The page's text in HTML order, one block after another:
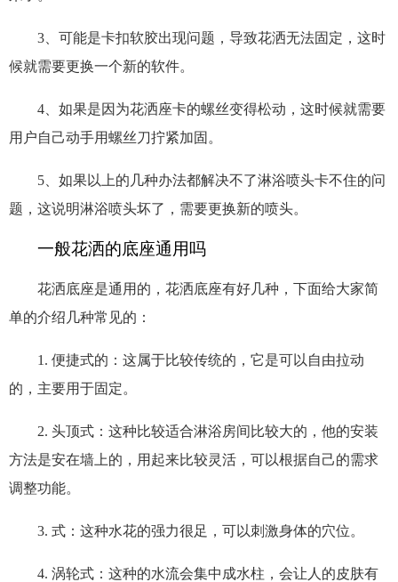
3、可能是卡扣软胶出现问题，导致花洒无法固定，这时
候就需要更换一个新的软件。
4、如果是因为花洒座卡的螺丝变得松动，这时候就需要
用户自己动手用螺丝刀拧紧加固。
5、如果以上的几种办法都解决不了淋浴喷头卡不住的问
题，这说明淋浴喷头坏了，需要更换新的喷头。
一般花洒的底座通用吗
花洒底座是通用的，花洒底座有好几种，下面给大家简
单的介绍几种常见的：
1. 便捷式的：这属于比较传统的，它是可以自由拉动
的，主要用于固定。
2. 头顶式：这种比较适合淋浴房间比较大的，他的安装
方法是安在墙上的，用起来比较灵活，可以根据自己的需求
调整功能。
3. 式：这种水花的强力很足，可以刺激身体的穴位。
4. 涡轮式：这种的水流会集中成水柱，会让人的皮肤有